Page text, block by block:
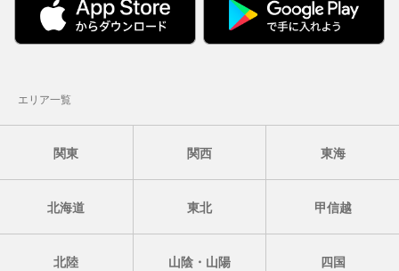
エリア一覧
関東 関西 東海
北海道 東北 甲信越
北陸 山陰・山陽 四国